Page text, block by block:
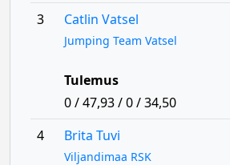
3
Catlin Vatsel
Jumping Team Vatsel
Tulemus
0 / 47,93 / 0 / 34,50
4
Brita Tuvi
Viljandimaa RSK